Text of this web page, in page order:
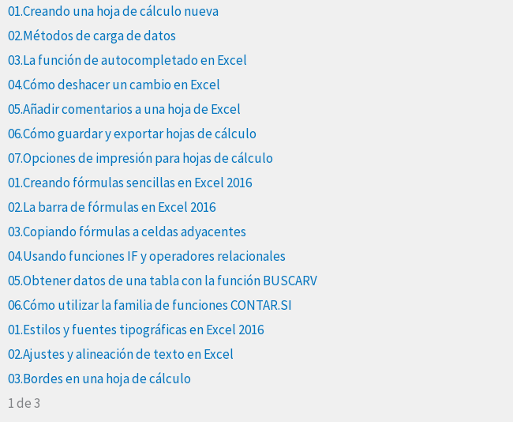
01.Creando una hoja de cálculo nueva
02.Métodos de carga de datos
03.La función de autocompletado en Excel
04.Cómo deshacer un cambio en Excel
05.Añadir comentarios a una hoja de Excel
06.Cómo guardar y exportar hojas de cálculo
07.Opciones de impresión para hojas de cálculo
01.Creando fórmulas sencillas en Excel 2016
02.La barra de fórmulas en Excel 2016
03.Copiando fórmulas a celdas adyacentes
04.Usando funciones IF y operadores relacionales
05.Obtener datos de una tabla con la función BUSCARV
06.Cómo utilizar la familia de funciones CONTAR.SI
01.Estilos y fuentes tipográficas en Excel 2016
02.Ajustes y alineación de texto en Excel
03.Bordes en una hoja de cálculo
1 de 3